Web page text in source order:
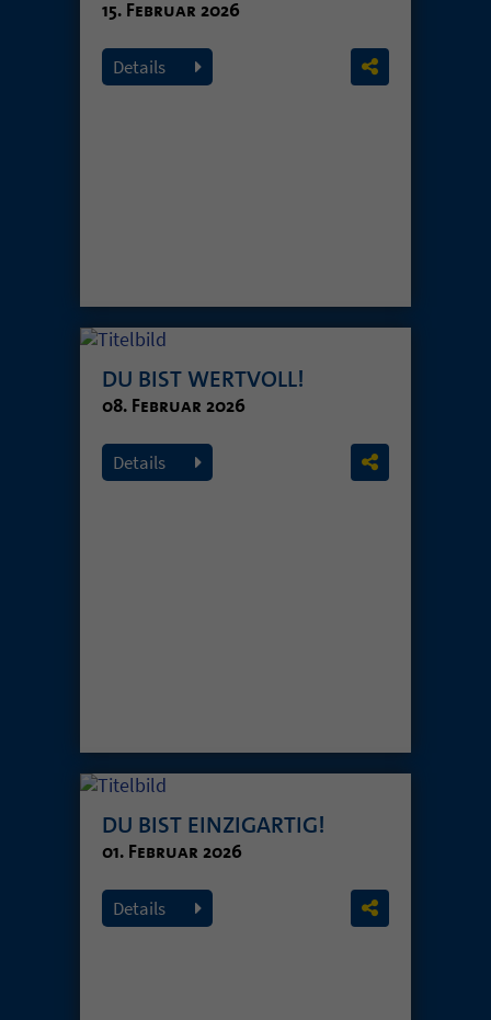
15. Februar 2026
Details
DU BIST WERTVOLL!
08. Februar 2026
Details
DU BIST EINZIGARTIG!
01. Februar 2026
Details